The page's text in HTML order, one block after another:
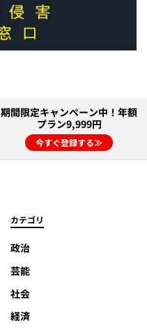
期間限定キャンペーン中！年額
プラン9,999円
今すぐ登録する≫
カテゴリ
政治
芸能
社会
経済